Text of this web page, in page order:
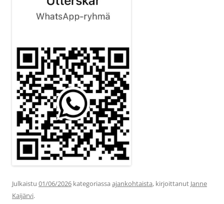
Julkaistu 01/06/2026 kategoriassa ajankohtaista, kirjoittanut Janne
Kaijärvi.